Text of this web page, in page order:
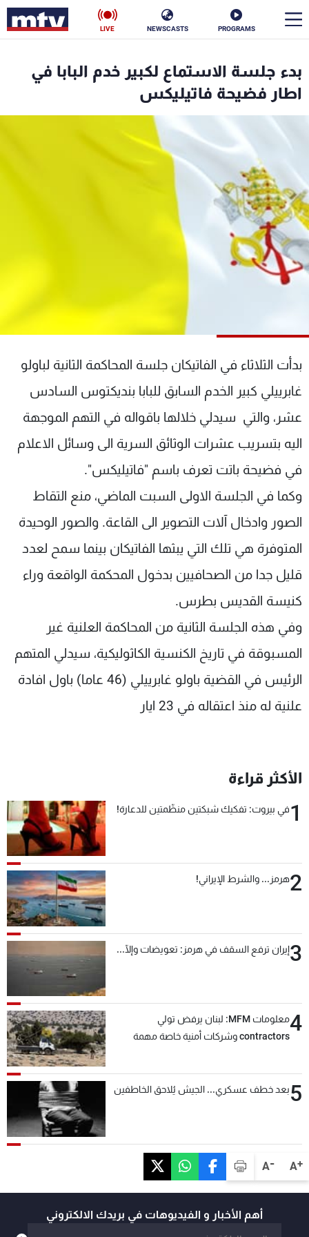
PROGRAMS
NEWSCASTS
LIVE
A+
A-
بدء جلسة الاستماع لكبير خدم البابا في
اطار فضيحة فاتيليكس
بدأت الثلاثاء في الفاتيكان جلسة المحاكمة الثانية لباولو
غابرييلي كبير الخدم السابق للبابا بنديكتوس السادس
عشر، والتي سيدلي خلالها باقواله في التهم الموجهة
اليه بتسريب عشرات الوثائق السرية الى وسائل الاعلام
في فضيحة باتت تعرف باسم "فاتيليكس".
وكما في الجلسة الاولى السبت الماضي، منع التقاط
الصور وادخال آلات التصوير الى القاعة. والصور الوحيدة
المتوفرة هي تلك التي يبثها الفاتيكان بينما سمح لعدد
قليل جدا من الصحافيين بدخول المحكمة الواقعة وراء
كنيسة القديس بطرس.
وفي هذه الجلسة الثانية من المحاكمة العلنية غير
المسبوقة في تاريخ الكنسية الكاثوليكية، سيدلي المتهم
الرئيس في القضية باولو غابرييلي (46 عاما) باول افادة
علنية له منذ اعتقاله في 23 ايار
الأكثر قراءة
1في بيروت: تفكيك شبكتين منظّمتين للدعارة!
2هرمز... والشرط الإيراني!
3إيران ترفع السقف في هرمز: تعويضات وإلّا...
4
معلومات MFM: لبنان يرفض تولي
contractors وشركات أمنية خاصة مهمة
5بعد خطف عسكري... الجيش يُلاحق الخاطفين
أهم الأخبار و الفيديوهات في بريدك الالكتروني
الأخبار
سياسة
منوعات
كأس العالم
البرامج
عن MTV
الإنـتـاج
لاعلاناتكم
وظائف
تواصل معنا
شروط الإسـتخدام